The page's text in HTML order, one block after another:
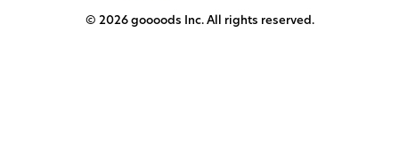
© 2026 goooods Inc. All rights reserved.